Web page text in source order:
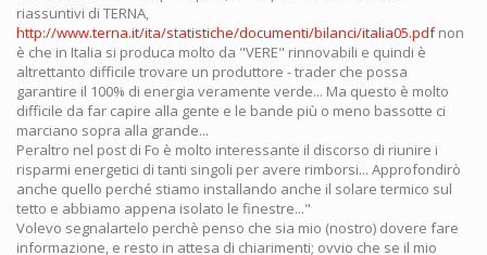
riassuntivi di TERNA,
http://www.terna.it/ita/statistiche/documenti/bilanci/italia05.pdfnon
è che in Italia si produca molto da "VERE" rinnovabili e quindi è
altrettanto difficile trovare un produttore - trader che possa
garantire il 100% di energia veramente verde... Ma questo è molto
difficile da far capire alla gente e le bande più o meno bassotte ci
marciano sopra alla grande...
Peraltro nel post di Fo è molto interessante il discorso di riunire i
risparmi energetici di tanti singoli per avere rimborsi... Approfondirò
anche quello perché stiamo installando anche il solare termico sul
tetto e abbiamo appena isolato le finestre..."
Volevo segnalartelo perchè penso che sia mio (nostro) dovere fare
informazione, e resto in attesa di chiarimenti; ovvio che se il mio